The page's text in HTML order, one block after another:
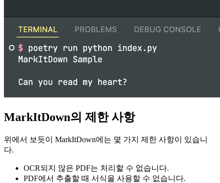
MarkItDown의 제한 사항
위에서 보듯이 MarkItDown에는 몇 가지 제한 사항이 있습니
다.
OCR되지 않은 PDF는 처리할 수 없습니다.
PDF에서 추출할 때 서식을 사용할 수 없습니다.